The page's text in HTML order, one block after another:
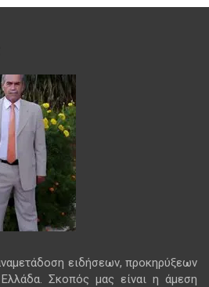
ειδήσεων, προκηρύξεων
Σκοπός μας είναι η άμεση